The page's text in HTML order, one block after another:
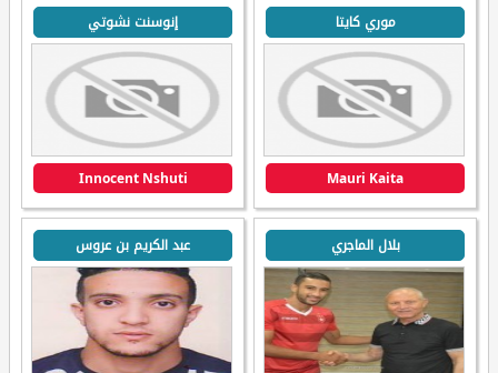
موري كايتا
Mauri Kaita
إنوسنت نشوتي
Innocent Nshuti
بلال الماجري عبد الكريم بن عروس